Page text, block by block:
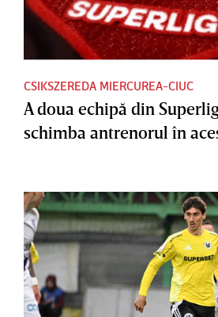
CSIKSZEREDA MIERCUREA-CIUC
A doua echipă din
schimba antrenorul în